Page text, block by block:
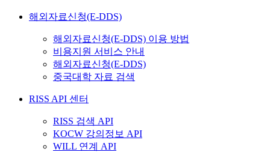
해외자료신청(E-DDS)
해외자료신청(E-DDS) 이용 방법
비용지원 서비스 안내
해외자료신청(E-DDS)
중국대학 자료 검색
RISS API 센터
RISS 검색 API
KOCW 강의정보 API
WILL 연계 API